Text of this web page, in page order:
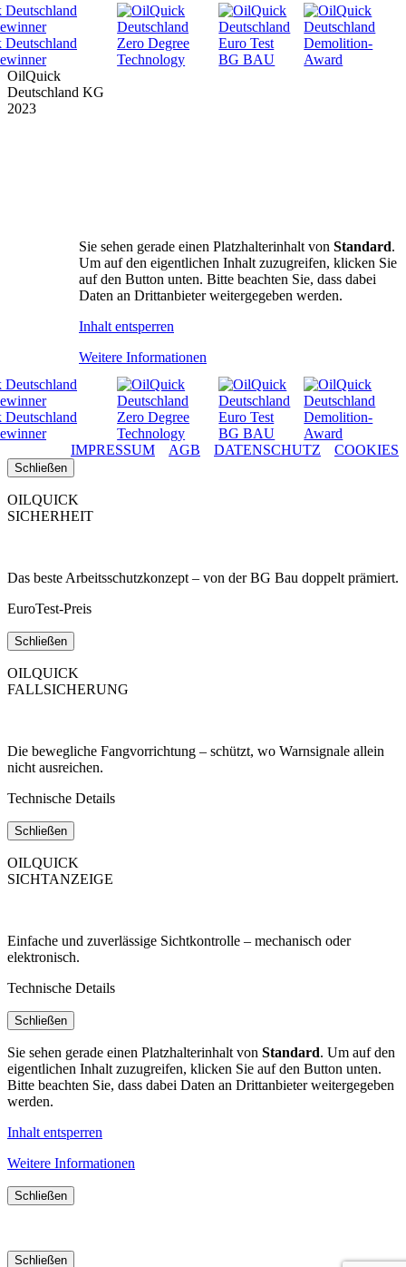
OilQuick
Deutschland KG
2023
IMPRESSUM AGB DATENSCHUTZ COOKIES
Sie sehen gerade einen Platzhalterinhalt von Standard.
Um auf den eigentlichen Inhalt zuzugreifen, klicken Sie
auf den Button unten. Bitte beachten Sie, dass dabei
Daten an Drittanbieter weitergegeben werden.
Inhalt entsperren
Weitere Informationen
Schließen
OILQUICK
SICHERHEIT
Das beste Arbeitsschutzkonzept – von der BG Bau doppelt prämiert.
EuroTest-Preis
Schließen
OILQUICK
FALLSICHERUNG
Die bewegliche Fangvorrichtung – schützt, wo Warnsignale allein
nicht ausreichen.
Technische Details
Schließen
OILQUICK
SICHTANZEIGE
Einfache und zuverlässige Sichtkontrolle – mechanisch oder
elektronisch.
Technische Details
Schließen
Sie sehen gerade einen Platzhalterinhalt von Standard. Um auf den
eigentlichen Inhalt zuzugreifen, klicken Sie auf den Button unten.
Bitte beachten Sie, dass dabei Daten an Drittanbieter weitergegeben
werden.
Inhalt entsperren
Weitere Informationen
Schließen
Schließen